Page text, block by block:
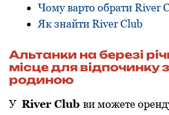
Чому варто обрати River
Як знайти River Club
Альтанки на березі
місце для відпочинку
родиною
У River Club ви можете